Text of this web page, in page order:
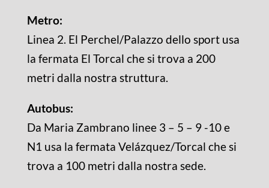
Metro:
Linea 2. El Perchel/Palazzo dello sport usa
la fermata El Torcal che si trova a 200
metri dalla nostra struttura.
Autobus:
Da Maria Zambrano linee 3 – 5 – 9 -10 e
N1 usa la fermata Velázquez/Torcal che si
trova a 100 metri dalla nostra sede.